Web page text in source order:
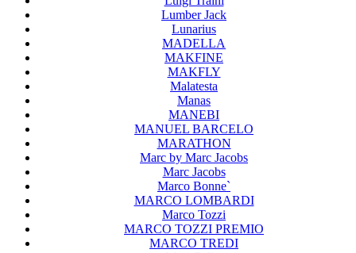
Lumber Jack
Lunarius
MADELLA
MAKFINE
MAKFLY
Malatesta
Manas
MANEBI
MANUEL BARCELO
MARATHON
Marc by Marc Jacobs
Marc Jacobs
Marco Bonne`
MARCO LOMBARDI
Marco Tozzi
MARCO TOZZI PREMIO
MARCO TREDI